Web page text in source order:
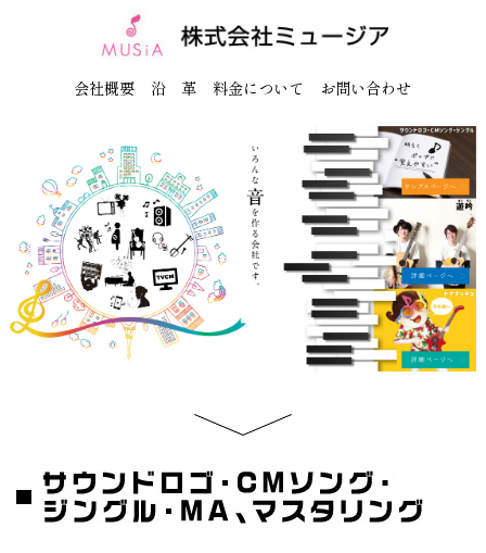
会社概要 沿 革 料金について お問い合わせ